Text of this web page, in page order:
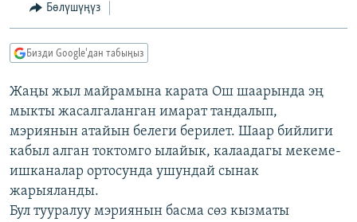
МАДАНИЯТ
ТВ ПРОГРАММАЛАР
ЭКСПЕРТТЕР ТАЛДАЙТ
БИЗ ЖАНА ДҮЙНӨ
ЭЖЕ-СИҢДИЛЕР
ЫҢГАЙСЫЗ СУРООЛОР
ӨЗГӨЧӨ ПИКИР
Русский
ОНЛАЙН ШЕРИНЕ
Бөлүшүңүз
Бизди Google'дан табыңыз
Жаңы жыл майрамына карата Ош шаарында эң
мыкты жасалгаланган имарат тандалып,
мэриянын атайын белеги берилет. Шаар бийлиги
кабыл алган токтомго ылайык, калаадагы мекеме-
ишканалар ортосунда ушундай сынак
жарыяланды.
Бул тууралуу мэриянын басма сөз кызматы